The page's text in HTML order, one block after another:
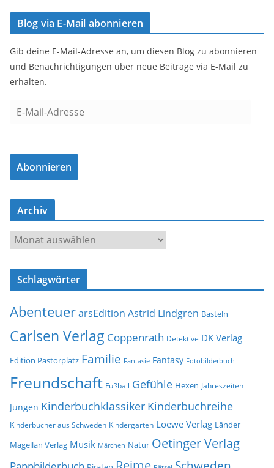
Blog via E-Mail abonnieren
Gib deine E-Mail-Adresse an, um diesen Blog zu abonnieren
und Benachrichtigungen über neue Beiträge via E-Mail zu
erhalten.
a
l
-
d
s
e
Abonnieren
Archiv
r
c
v
Schlagwörter
AbenteuerarsEdition Astrid Lindgren Basteln
Carlsen Verlag Coppenrath Detektive DK Verlag
Edition Pastorplatz Familie Fantasie Fantasy Fotobilderbuch
Freundschaft Fußball Gefühle Hexen Jahreszeiten
Jungen Kinderbuchklassiker Kinderbuchreihe
Kinderbücher aus Schweden Kindergarten Loewe Verlag Länder
Magellan Verlag Musik Märchen Natur Oetinger Verlag